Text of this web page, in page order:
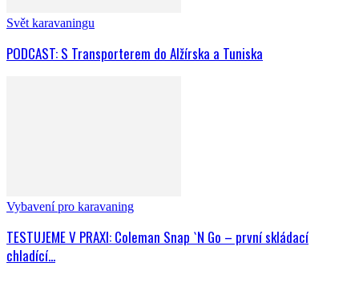
Svět karavaningu
PODCAST: S Transporterem do Alžírska a Tuniska
Vybavení pro karavaning
TESTUJEME V PRAXI: Coleman Snap `N Go – první skládací
chladící...